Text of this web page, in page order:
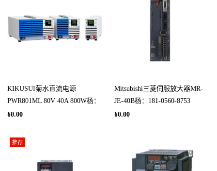
KIKUSUI菊水直流电源
PWR801ML 80V 40A 800W杨：
181-0560-8753
¥0.00
Mitsubishi三菱伺服放大器MR-
JE-40B杨：181-0560-8753
¥0.00
推荐